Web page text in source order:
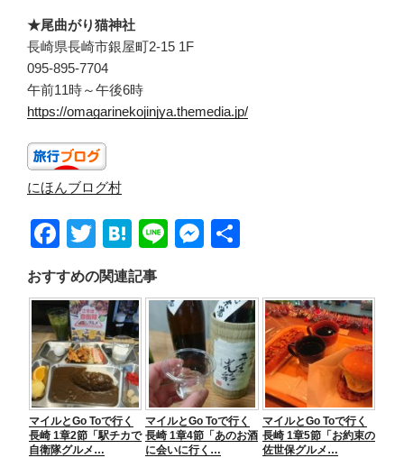
★尾曲がり猫神社
長崎県長崎市銀屋町2-15 1F
095-895-7704
午前11時～午後6時
https://omagarinekojinjya.themedia.jp/
にほんブログ村
F
a
c
e
b
o
o
k
T
wi
tt
er
H
at
e
n
a
Li
e
M
ss
e
n
g
er
おすすめの関連記事
マイルとGo Toで行く
長崎 1章2節「駅チカで
自衛隊グルメ…
マイルとGo Toで行く
長崎 1章4節「あのお酒
に会いに行く…
マイルとGo Toで行く
長崎 1章5節「お約束の
佐世保グルメ…